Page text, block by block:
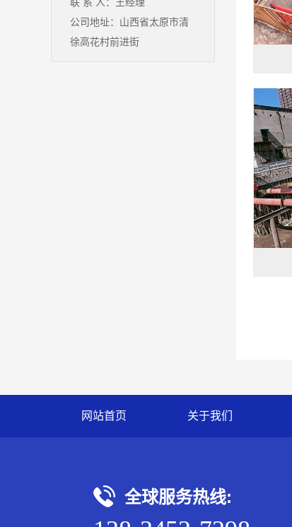
公司地址：山西省太原市清
徐高花村前进街
网站首页 关于我们
全球服务热线: